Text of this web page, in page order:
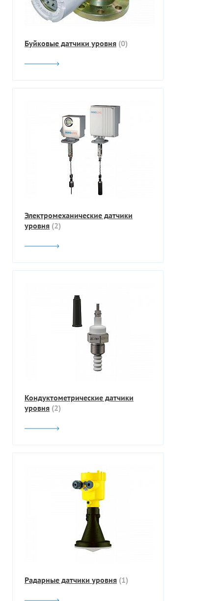
Буйковые датчики уровня (0)
Электромеханические датчики
уровня (2)
Кондуктометрические датчики
уровня (2)
Радарные датчики уровня (1)